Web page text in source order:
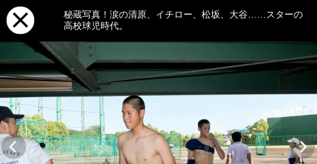
秘蔵写真！涙の清原、イチロー、松坂、大谷……スターの
高校球児時代。